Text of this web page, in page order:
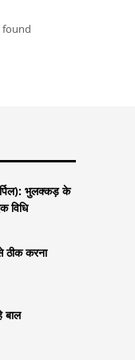
found
भुलक्कड़ के
विधि
करना
बाल